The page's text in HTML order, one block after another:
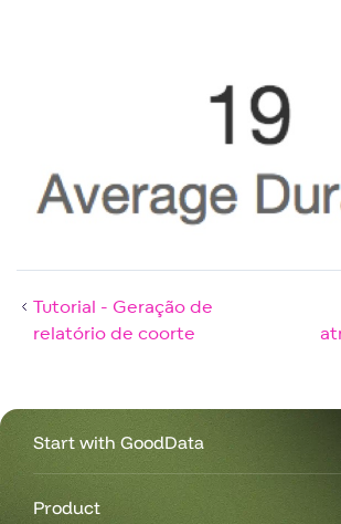
Tutorial - Geração de
relatório de coorte
Start with GoodData
Product